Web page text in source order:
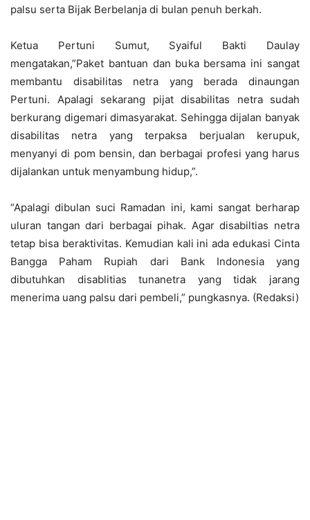
palsu serta Bijak Berbelanja di bulan penuh berkah.
Ketua Pertuni Sumut, Syaiful Bakti Daulay
mengatakan,”Paket bantuan dan buka bersama ini sangat
membantu disabilitas netra yang berada dinaungan
Pertuni. Apalagi sekarang pijat disabilitas netra sudah
berkurang digemari dimasyarakat. Sehingga dijalan banyak
disabilitas netra yang terpaksa berjualan kerupuk,
menyanyi di pom bensin, dan berbagai profesi yang harus
dijalankan untuk menyambung hidup,”.
“Apalagi dibulan suci Ramadan ini, kami sangat berharap
uluran tangan dari berbagai pihak. Agar disabiltias netra
tetap bisa beraktivitas. Kemudian kali ini ada edukasi Cinta
Bangga Paham Rupiah dari Bank Indonesia yang
dibutuhkan disablitias tunanetra yang tidak jarang
menerima uang palsu dari pembeli,” pungkasnya. (Redaksi)